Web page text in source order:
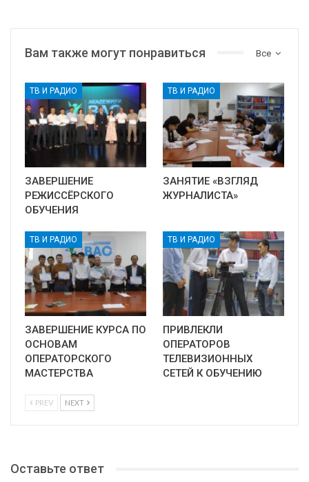
Все
Вам также могут понравиться
ТВ И РАДИО
ЗАВЕРШЕНИЕ
РЕЖИССЁРСКОГО
ОБУЧЕНИЯ
ТВ И РАДИО
ЗАНЯТИЕ «ВЗГЛЯД
ЖУРНАЛИСТА»
ТВ И РАДИО
ЗАВЕРШЕНИЕ КУРСА ПО
ОСНОВАМ
ОПЕРАТОРСКОГО
МАСТЕРСТВА
ТВ И РАДИО
ПРИВЛЕКЛИ
ОПЕРАТОРОВ
ТЕЛЕВИЗИОННЫХ
СЕТЕЙ К ОБУЧЕНИЮ
PREV NEXT
Оставьте ответ